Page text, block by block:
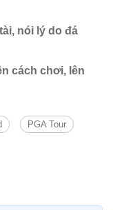
nói lý do đá
cách chơi, lên
PGA Tour